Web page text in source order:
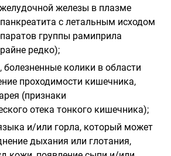
железы в плазме
с летальным исходом
группы рамиприла
редко);
болезненные колики в области
проходимости кишечника,
(признаки
отека тонкого кишечника);
и/или горла, который может
дыхания или глотания,